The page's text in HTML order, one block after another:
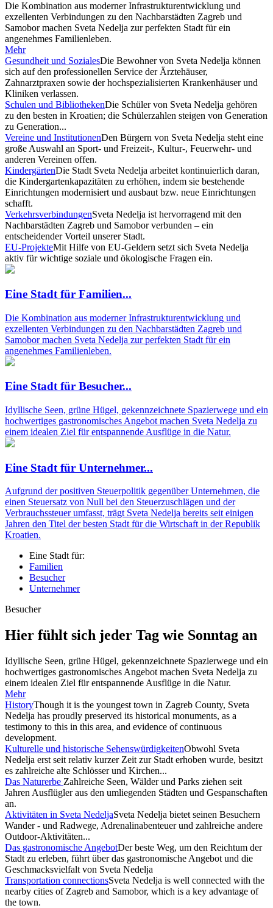
Die Kombination aus moderner Infrastrukturentwicklung und
exzellenten Verbindungen zu den Nachbarstädten Zagreb und
Samobor machen Sveta Nedelja zur perfekten Stadt für ein
angenehmes Familienleben.
Mehr
Gesundheit und SozialesDie Bewohner von Sveta Nedelja können
sich auf den professionellen Service der Ärztehäuser,
Zahnarztpraxen sowie der hochspezialisierten Krankenhäuser und
Kliniken verlassen.
Schulen und BibliothekenDie Schüler von Sveta Nedelja gehören
zu den besten in Kroatien; die Schülerzahlen steigen von Generation
zu Generation...
Vereine und InstitutionenDen Bürgern von Sveta Nedelja steht eine
große Auswahl an Sport- und Freizeit-, Kultur-, Feuerwehr- und
anderen Vereinen offen.
KindergärtenDie Stadt Sveta Nedelja arbeitet kontinuierlich daran,
die Kindergartenkapazitäten zu erhöhen, indem sie bestehende
Einrichtungen modernisiert und ausbaut bzw. neue Einrichtungen
schafft.
VerkehrsverbindungenSveta Nedelja ist hervorragend mit den
Nachbarstädten Zagreb und Samobor verbunden – ein
entscheidender Vorteil unserer Stadt.
EU-ProjekteMit Hilfe von EU-Geldern setzt sich Sveta Nedelja
aktiv für wichtige soziale und ökologische Fragen ein.
Eine Stadt für Familien...
Die Kombination aus moderner Infrastrukturentwicklung und
exzellenten Verbindungen zu den Nachbarstädten Zagreb und
Samobor machen Sveta Nedelja zur perfekten Stadt für ein
angenehmes Familienleben.
Eine Stadt für Besucher...
Idyllische Seen, grüne Hügel, gekennzeichnete Spazierwege und ein
hochwertiges gastronomisches Angebot machen Sveta Nedelja zu
einem idealen Ziel für entspannende Ausflüge in die Natur.
Eine Stadt für Unternehmer...
Aufgrund der positiven Steuerpolitik gegenüber Unternehmen, die
einen Steuersatz von Null bei den Steuerzuschlägen und der
Verbrauchssteuer umfasst, trägt Sveta Nedelja bereits seit einigen
Jahren den Titel der besten Stadt für die Wirtschaft in der Republik
Kroatien.
Eine Stadt für:
Familien
Besucher
Unternehmer
Besucher
Hier fühlt sich jeder Tag wie Sonntag an
Idyllische Seen, grüne Hügel, gekennzeichnete Spazierwege und ein
hochwertiges gastronomisches Angebot machen Sveta Nedelja zu
einem idealen Ziel für entspannende Ausflüge in die Natur.
Mehr
HistoryThough it is the youngest town in Zagreb County, Sveta
Nedelja has proudly preserved its historical monuments, as a
testimony to this in this area, and evidence of continuous
development.
Kulturelle und historische SehenswürdigkeitenObwohl Sveta
Nedelja erst seit relativ kurzer Zeit zur Stadt erhoben wurde, besitzt
es zahlreiche alte Schlösser und Kirchen...
Das Naturerbe Zahlreiche Seen, Wälder und Parks ziehen seit
Jahren Ausflügler aus den umliegenden Städten und Gespanschaften
an.
Aktivitäten in Sveta NedeljaSveta Nedelja bietet seinen Besuchern
Wander - und Radwege, Adrenalinabenteuer und zahlreiche andere
Outdoor-Aktivitäten...
Das gastronomische AngebotDer beste Weg, um den Reichtum der
Stadt zu erleben, führt über das gastronomische Angebot und die
Geschmacksvielfalt von Sveta Nedelja
Transportation connectionsSveta Nedelja is well connected with the
nearby cities of Zagreb and Samobor, which is a key advantage of
the town.